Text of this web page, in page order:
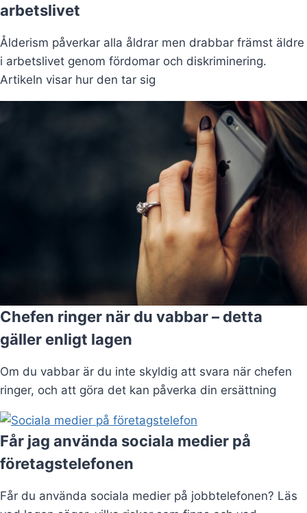
arbetslivet
Ålderism påverkar alla åldrar men drabbar främst äldre
i arbetslivet genom fördomar och diskriminering.
Artikeln visar hur den tar sig
Chefen ringer när du vabbar – detta
gäller enligt lagen
Om du vabbar är du inte skyldig att svara när chefen
ringer, och att göra det kan påverka din ersättning
Får jag använda sociala medier på
företagstelefonen
Får du använda sociala medier på jobbtelefonen? Läs